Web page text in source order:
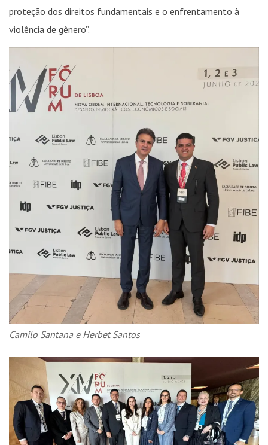
proteção dos direitos fundamentais e o enfrentamento à
violência de gênero”.
Camilo Santana e Herbet Santos